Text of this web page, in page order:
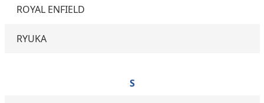
ROYAL ENFIELD
RYUKA
S